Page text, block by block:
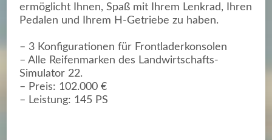
ermöglicht Ihnen, Spaß mit Ihrem Lenkrad, Ihren
Pedalen und Ihrem H-Getriebe zu haben.
– 3 Konfigurationen für Frontladerkonsolen
– Alle Reifenmarken des Landwirtschafts-
Simulator 22.
– Preis: 102.000 €
– Leistung: 145 PS